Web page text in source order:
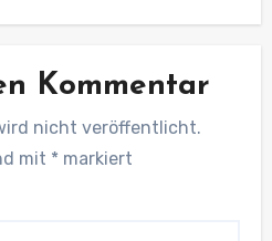
Kommentar
nicht veröffentlicht.
mit * markiert